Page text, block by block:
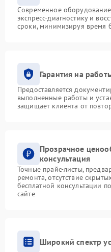
Современное
экспресс-диагностику и
сроки, минимизируя время
Гарантия на
Предоставляется
выполненные работы и
защищает клиента от
Прозрачное
консультация
Точные прайс-листы,
ремонта, отсутствие
бесплатной консультации
сайте
Широкий спектр